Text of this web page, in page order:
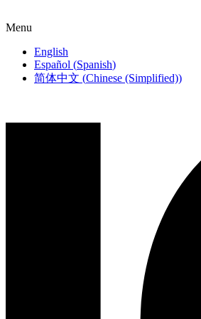
Menu
English
Español (Spanish)
简体中文 (Chinese (Simplified))